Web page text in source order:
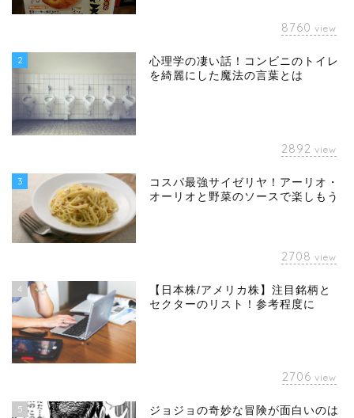
8760 view
2
心理学の凄い話！コンビニのトイレ
を綺麗にした魔法の言葉とは
2892 view
3
コスパ最強サイゼリヤ！アーリオ・
オーリオと野菜のソースで楽しもう
2708 view
4
【日本株/アメリカ株】注目銘柄と
セクターのリスト！参考程度に
2706 view
5
ジョジョの奇妙な冒険が面白いのは